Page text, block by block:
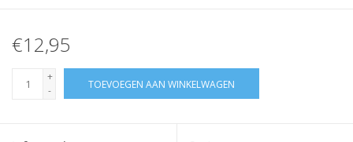
€12,95
+
-
TOEVOEGEN AAN WINKELWAGEN